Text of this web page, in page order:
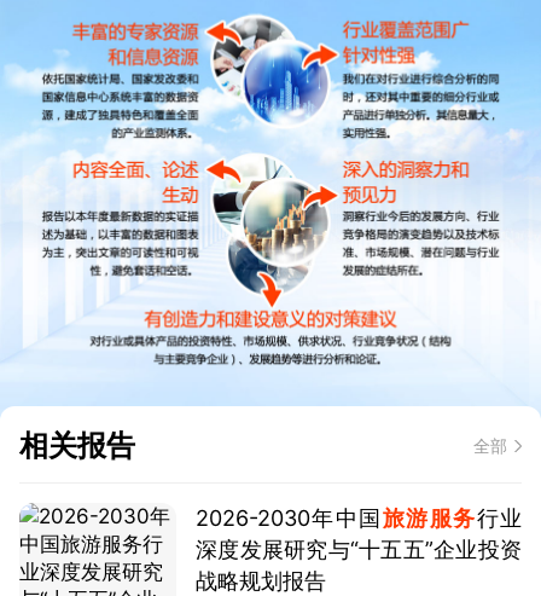
相关报告 全部
2026-2030年中国 旅游服务行业
深度发展研究与“十五五”企业投资
战略规划报告